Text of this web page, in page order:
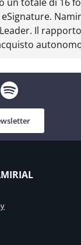
Il
Spotify